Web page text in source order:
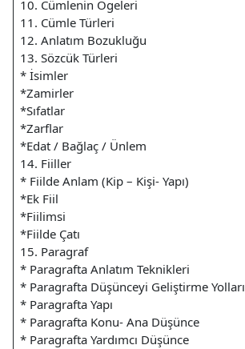
10. Cümlenin Ögeleri
11. Cümle Türleri
12. Anlatım Bozukluğu
13. Sözcük Türleri
* İsimler
*Zamirler
*Sıfatlar
*Zarflar
*Edat / Bağlaç / Ünlem
14. Fiiller
* Fiilde Anlam (Kip – Kişi- Yapı)
*Ek Fiil
*Fiilimsi
*Fiilde Çatı
15. Paragraf
* Paragrafta Anlatım Teknikleri
* Paragrafta Düşünceyi Geliştirme Yolları
* Paragrafta Yapı
* Paragrafta Konu- Ana Düşünce
* Paragrafta Yardımcı Düşünce